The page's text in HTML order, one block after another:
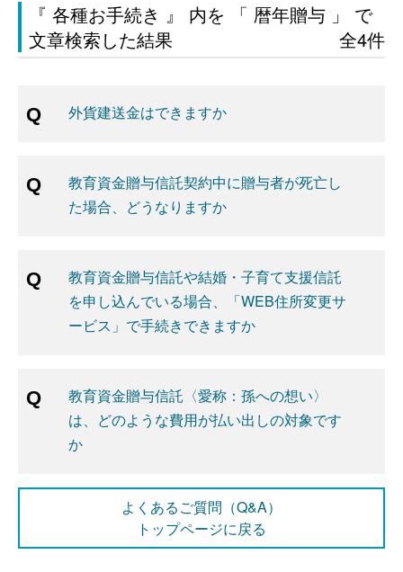
『 各種お手続き 』 内を 「 暦年贈与 」 で
文章検索した結果
全4件
外貨建送金はできますか
教育資金贈与信託契約中に贈与者が死亡し
た場合、どうなりますか
教育資金贈与信託や結婚・子育て支援信託
を申し込んでいる場合、「WEB住所変更サ
ービス」で手続きできますか
教育資金贈与信託〈愛称：孫への想い〉
は、どのような費用が払い出しの対象です
か
よくあるご質問（Q&A）
トップページに戻る